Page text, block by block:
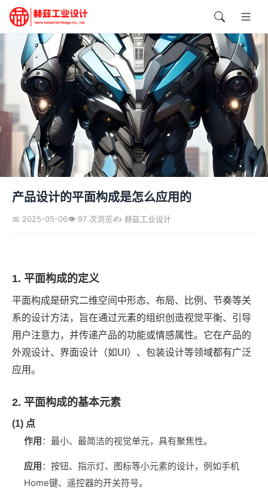
产品设计的平面构成是怎么应用的
📅 2025-05-06👁️ 97 次浏览✍️ 赫兹工业设计
1. 平面构成的定义
平面构成是研究二维空间中形态、布局、比例、节奏等关
系的设计方法，旨在通过元素的组织创造视觉平衡、引导
用户注意力，并传递产品的功能或情感属性。它在产品的
外观设计、界面设计（如UI）、包装设计等领域都有广泛
应用。
2. 平面构成的基本元素
(1) 点
作用‌：最小、最简洁的视觉单元，具有聚焦性。
应用‌：按钮、指示灯、图标等小元素的设计，例如手机
Home键、遥控器的开关符号。